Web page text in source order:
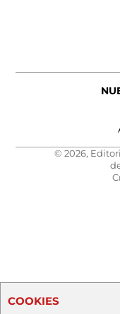
© 2026,
COOKIES